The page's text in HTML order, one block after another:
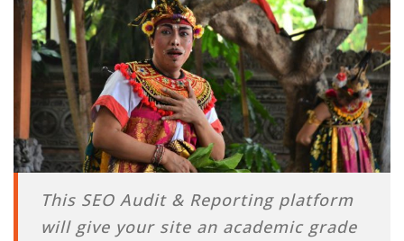
This SEO Audit & Reporting platform
will give your site an academic grade